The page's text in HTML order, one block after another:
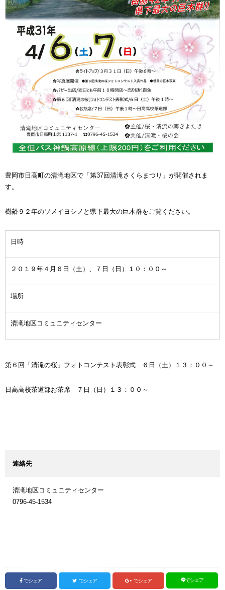
豊岡市日高町の清滝地区で「第37回清滝さくらまつり」が開催されま
す。
樹齢９２年のソメイヨシノと県下最大の巨木群をご覧ください。
日時
２０１９年４月６日（土）、７日（日）１０：００～
場所
清滝地区コミュニティセンター
第６回「清滝の桜」フォトコンテスト表彰式 ６日（土）１３：００～
日高高校茶道部お茶席 ７日（日）１３：００～
連絡先
清滝地区コミュニティセンター
0796-45-1534
でシェア でシェア でシェア でシェア